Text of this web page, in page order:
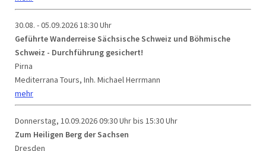
30.08. - 05.09.2026 18:30 Uhr
Geführte Wanderreise Sächsische Schweiz und Böhmische
Schweiz - Durchführung gesichert!
Pirna
Mediterrana Tours, Inh. Michael Herrmann
mehr
Donnerstag, 10.09.202609:30 Uhr bis 15:30 Uhr
Zum Heiligen Berg der Sachsen
Dresden